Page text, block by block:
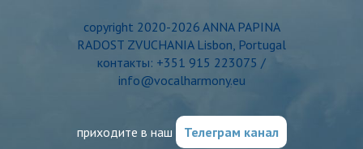
copyright 2020-2026 ANNA PAPINA
RADOST ZVUCHANIA Lisbon, Portugal
контакты: +351 915 223075 /
info@vocalharmony.eu
приходите в наш Телеграм канал